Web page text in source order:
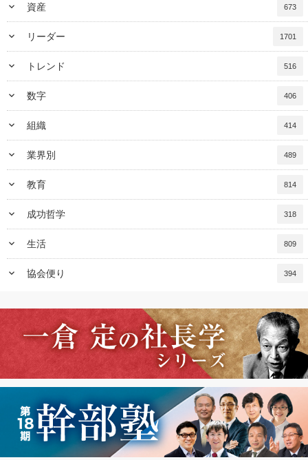
keyboard_arrow_down 資産 673
keyboard_arrow_down リーダー 1701
keyboard_arrow_down トレンド 516
keyboard_arrow_down 数字 406
keyboard_arrow_down 組織 414
keyboard_arrow_down 業界別 489
keyboard_arrow_down 教育 814
keyboard_arrow_down 成功哲学 318
keyboard_arrow_down 生活 809
keyboard_arrow_down 協会便り 394